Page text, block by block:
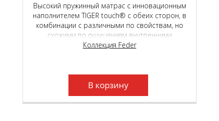
Высокий пружинный матрас с инновационным
наполнителем TIGER touch® с обеих сторон, в
комбинации с различными по свойствам, но
схожими по ощущениям внутренними
наполнителями - высокоэластичной пены Roll
Независимый пружинный блок Roll Feder TFK,
который находится в основе матраса, создаст
Коллекция Feder
В корзину